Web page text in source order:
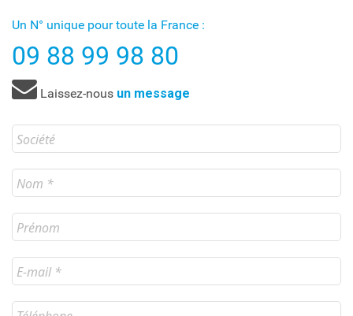
Un N° unique pour toute la France :
09 88 99 98 80
Laissez-nous un message